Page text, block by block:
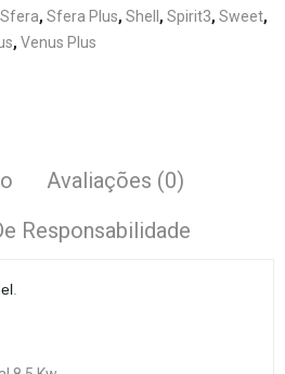
Sfera, Sfera Plus, Shell , Spirit3, Sweet,
, Venus Plus
Avaliações (0)
Responsabilidade